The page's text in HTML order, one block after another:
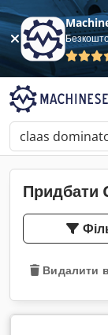
Придбати
Видалити